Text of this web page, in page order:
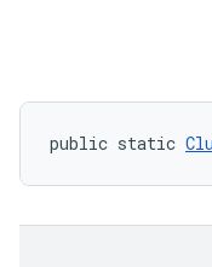
public static